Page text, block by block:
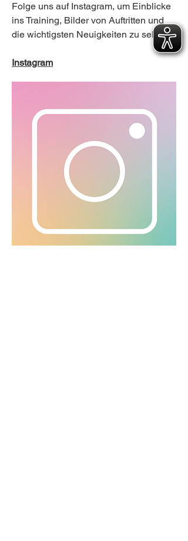
Folge uns auf Instagram, um Einblicke
ins Training, Bilder von Auftritten und
die wichtigsten Neuigkeiten zu sehen.
Instagram